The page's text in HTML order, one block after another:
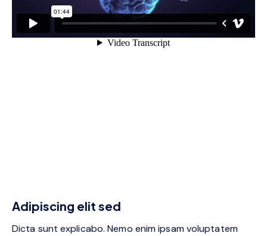
Adipiscing elit sed
Dicta sunt explicabo. Nemo enim ipsam voluptatem